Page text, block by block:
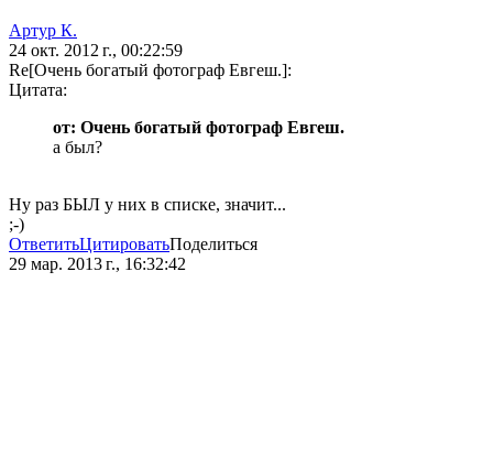
Артур К.
24 окт. 2012 г., 00:22:59
Re[Очень богатый фотограф Евгеш.]:
Цитата:
от: Очень богатый фотограф Евгеш.
а был?
Ну раз БЫЛ у них в списке, значит...
;-)
ОтветитьЦитироватьПоделиться
29 мар. 2013 г., 16:32:42